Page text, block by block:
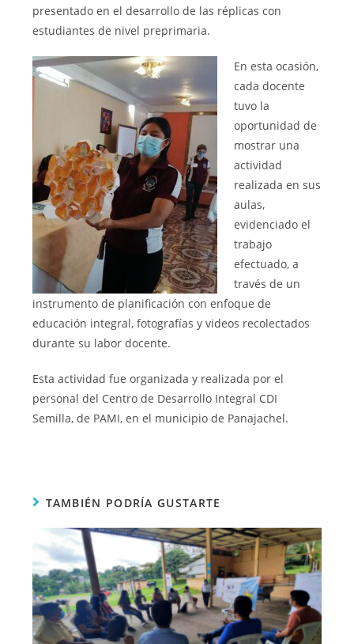
presentado en el desarrollo de las réplicas con
estudiantes de nivel preprimaria.
En esta ocasión,
cada docente
tuvo la
oportunidad de
mostrar una
actividad
realizada en sus
aulas,
evidenciado el
trabajo
efectuado, a
través de un
instrumento de planificación con enfoque de
educación integral, fotografías y videos recolectados
durante su labor docente.
Esta actividad fue organizada y realizada por el
personal del Centro de Desarrollo Integral CDI
Semilla, de PAMI, en el municipio de Panajachel.
TAMBIÉN PODRÍA GUSTARTE